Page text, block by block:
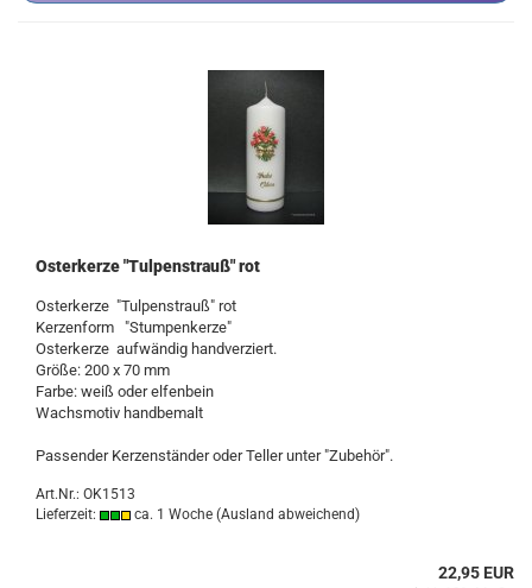
Osterkerze "Tulpenstrauß" rot
Osterkerze "Tulpenstrauß" rot
Kerzenform "Stumpenkerze"
Osterkerze aufwändig handverziert.
Größe: 200 x 70 mm
Farbe: weiß oder elfenbein
Wachsmotiv handbemalt
Passender Kerzenständer oder Teller unter "Zubehör".
Art.Nr.: OK1513
Lieferzeit:
ca. 1 Woche (Ausland abweichend)
22,95 EUR